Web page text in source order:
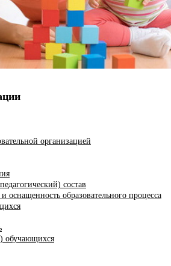
организацией
состав
оснащенность образовательного процесса
обучающихся